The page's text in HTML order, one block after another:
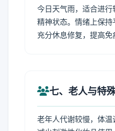
今日天气雨，适合进
精神状态。情绪上保
充分休息修复，提高免
七、老人与特
老年人代谢较慢，体